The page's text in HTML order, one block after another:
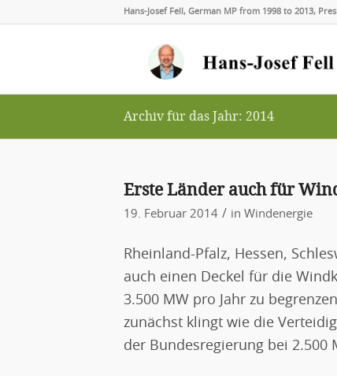
Hans-Josef Fell, German MP from 1998 to 2013,
Archiv für das Jahr: 2014
Erste Länder auch für
19. Februar 2014 / in Windenergie
Rheinland-Pfalz, Hessen,
auch einen Deckel für die
3.500 MW pro Jahr zu
zunächst klingt wie die
der Bundesregierung bei 2.500